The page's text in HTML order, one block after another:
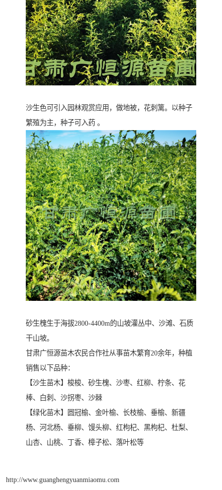
沙生色可引入园林观赏应用，做地被，花刺篱。以种子
繁殖为主，种子可入药 。
砂生槐生于海拔2800-4400m的山坡灌丛中、沙滩、石质
干山坡。
甘肃广恒源苗木农民合作社从事苗木繁育20余年，种植
销售以下品种：
【沙生苗木】梭梭、砂生槐、沙枣、红柳、柠条、花
棒、白刺、沙拐枣、沙棘
【绿化苗木】圆冠榆、金叶榆、长枝榆、垂榆、新疆
杨、河北杨、垂柳、馒头柳、红枸杞、黑枸杞、杜梨、
山杏、山桃、丁香、樟子松、落叶松等
http://www.guanghengyuanmiaomu.com